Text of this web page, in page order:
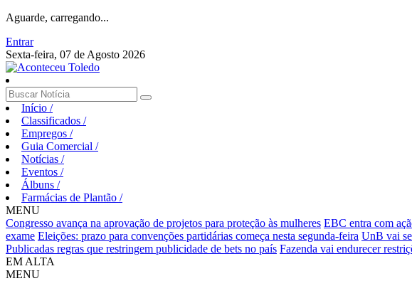
Aguarde, carregando...
Entrar
Sexta-feira, 07 de Agosto 2026
Início /
Classificados /
Empregos /
Guia Comercial /
Notícias /
Eventos /
Álbuns /
Farmácias de Plantão /
MENU
Congresso avança na aprovação de projetos para proteção às mulheres EBC entra com
exame Eleições: prazo para convenções partidárias começa nesta segunda-feira UnB vai
Publicadas regras que restringem publicidade de bets no país Fazenda vai endurecer
EM ALTA
MENU